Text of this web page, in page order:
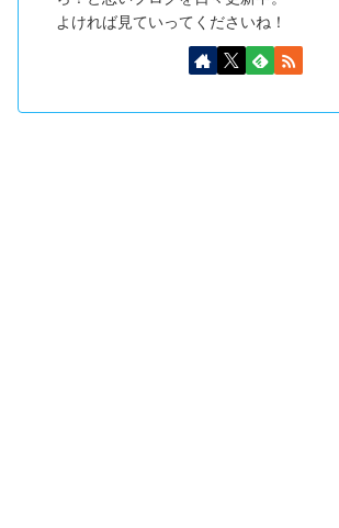
よければ見ていってくださいね！